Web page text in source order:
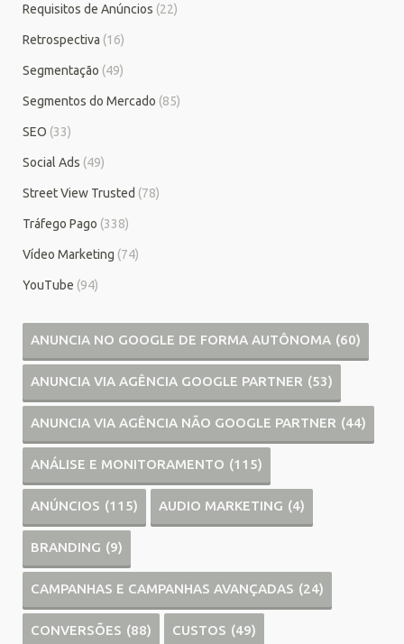
Requisitos de Anúncios (22)
Retrospectiva (16)
Segmentação (49)
Segmentos do Mercado (85)
SEO (33)
Social Ads (49)
Street View Trusted (78)
Tráfego Pago (338)
Vídeo Marketing (74)
YouTube (94)
ANUNCIA NO GOOGLE DE FORMA AUTÔNOMA (60)
ANUNCIA VIA AGÊNCIA GOOGLE PARTNER (53)
ANUNCIA VIA AGÊNCIA NÃO GOOGLE PARTNER (44)
ANÁLISE E MONITORAMENTO (115)
ANÚNCIOS (115) AUDIO MARKETING (4)
BRANDING (9)
CAMPANHAS E CAMPANHAS AVANÇADAS (24)
CONVERSÕES (88) CUSTOS (49)